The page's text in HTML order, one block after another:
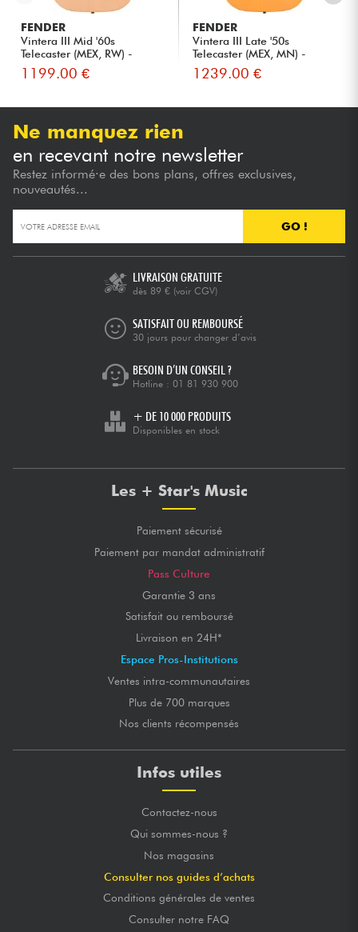
FENDER
Vintera III Mid '60s
Telecaster (MEX, RW) -
vintag...
1199.00 €
FENDER
Vintera III Late '50s
Telecaster (MEX, MN) -
butte...
1239.00 €
Ne manquez rien
en recevant notre newsletter
Restez informé·e des bons plans, offres exclusives,
nouveautés...
GO !
LIVRAISON GRATUITE
dès 89 € (voir CGV)
SATISFAIT OU REMBOURSÉ
30 jours pour changer d’avis
BESOIN D’UN CONSEIL ?
Hotline : 01 81 930 900
+ DE 10 000 PRODUITS
Disponibles en stock
Les + Star's Music
Paiement sécurisé
Paiement par mandat administratif
Pass Culture
Garantie 3 ans
Satisfait ou remboursé
Livraison en 24H*
Espace Pros-Institutions
Ventes intra-communautaires
Plus de 700 marques
Nos clients récompensés
Infos utiles
Contactez-nous
Qui sommes-nous ?
Nos magasins
Consulter nos guides d’achats
Conditions générales de ventes
Consulter notre FAQ